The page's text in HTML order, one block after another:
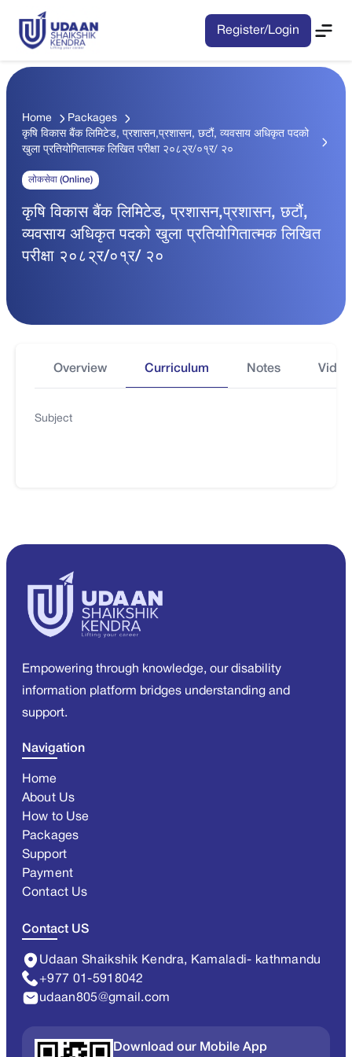
Register/Login
Home
Packages
कृषि विकास बैंक लिमिटेड, प्रशासन,प्रशासन, छटौं, व्यवसाय अधिकृत पदको
खुला प्रतियोगितात्मक लिखित परीक्षा २०८२्र/०१्र/ २०
लोकसेवा (Online)
कृषि विकास बैंक लिमिटेड, प्रशासन,प्रशासन, छटौं,
व्यवसाय अधिकृत पदको खुला प्रतियोगितात्मक लिखित
परीक्षा २०८२्र/०१्र/ २०
Overview Curriculum Notes
Subject
Empowering through knowledge, our disability
information platform bridges understanding and
support.
Navigation
Home
About Us
How to Use
Packages
Support
Payment
Contact Us
Contact US
Udaan Shaikshik Kendra, Kamaladi- kathmandu
+977 01-5918042
udaan805@gmail.com
Download our Mobile App